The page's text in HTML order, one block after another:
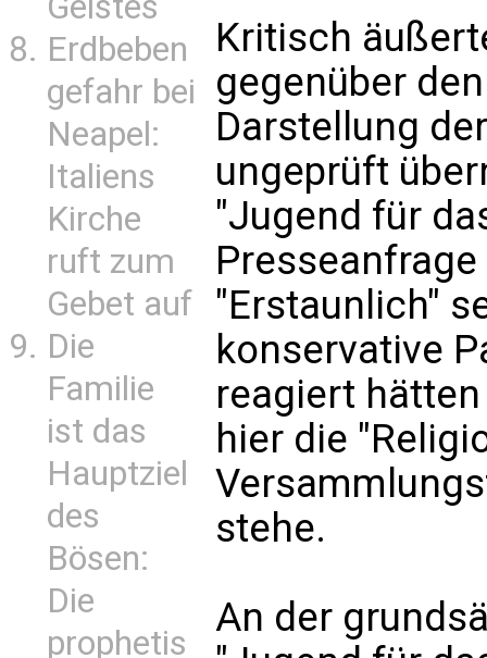
Erdbeben
gefahr bei
Neapel:
Italiens
Kirche
ruft zum
Gebet auf
Die
Familie
ist das
Hauptziel
des
Bösen:
Die
prophetis
Kritisch
gegenüber
Darstellung
ungeprüft
"Jugend für
"Erstaunlich"
konservative
reagiert
hier die
stehe.
An der